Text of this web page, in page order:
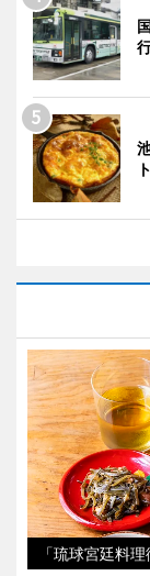
「琉球宮廷料